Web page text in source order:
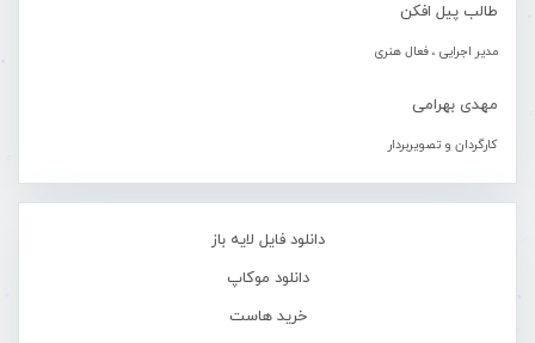
طالب پیل افکن
مدیر اجرایی ، فعال هنری
مهدی بهرامی
کارگردان و تصویربردار
دانلود فایل لایه باز
دانلود موکاپ
خرید هاست